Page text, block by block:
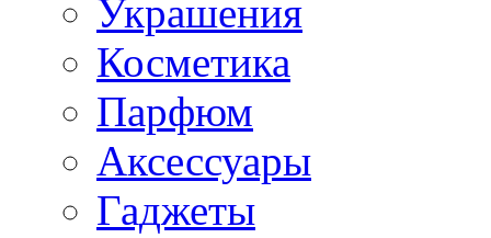
Украшения
Косметика
Парфюм
Аксессуары
Гаджеты